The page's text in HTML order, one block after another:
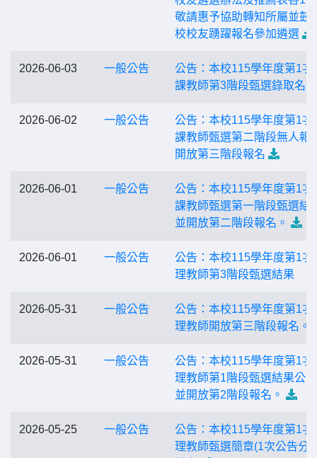
敬請惠予協助轉知所屬並鼓
校校友踴躍報名參加遴選
2026-06-03 一般公告
公告：本校115學年度第1次
課教師第3階段甄選錄取名單
2026-06-02 一般公告
公告：本校115學年度第1次
課教師甄選第二階段無人報
開放第三階段報名
2026-06-01 一般公告
公告：本校115學年度第1次
課教師甄選第一階段甄選結
並開放第二階段報名。
2026-06-01 一般公告
公告：本校115學年度第1次
理教師第3階段甄選結果
2026-05-31 一般公告
公告：本校115學年度第1次
理教師開放第三階段報名。
2026-05-31 一般公告
公告：本校115學年度第1次
理教師第1階段甄選結果公
並開放第2階段報名。
2026-05-25 一般公告
公告：本校115學年度第1次
理教師甄選簡章(1次公告分